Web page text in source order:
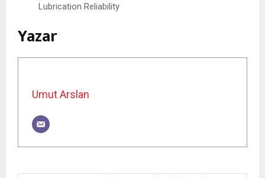
Lubrication Reliability
Yazar
Umut Arslan